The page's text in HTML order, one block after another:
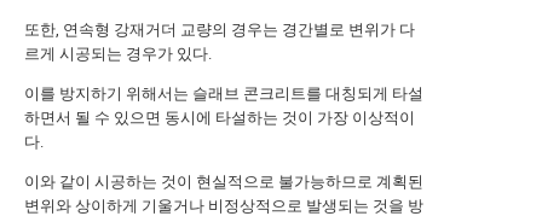
또한, 연속형 강재거더 교량의 경우는 경간별로 변위가 다
르게 시공되는 경우가 있다.
이를 방지하기 위해서는 슬래브 콘크리트를 대칭되게 타설
하면서 될 수 있으면 동시에 타설하는 것이 가장 이상적이
다.
이와 같이 시공하는 것이 현실적으로 불가능하므로 계획된
변위와 상이하게 기울거나 비정상적으로 발생되는 것을 방